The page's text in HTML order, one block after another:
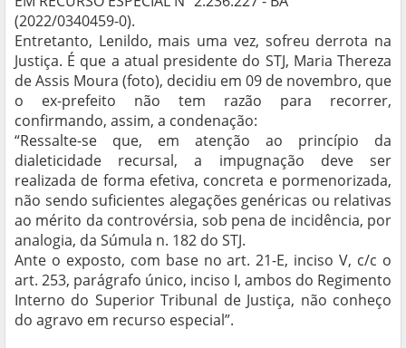
(2022/0340459-0).
Entretanto, Lenildo, mais uma vez, sofreu derrota na
Justiça. É que a atual presidente do STJ, Maria Thereza
de Assis Moura (foto), decidiu em 09 de novembro, que
o ex-prefeito não tem razão para recorrer,
confirmando, assim, a condenação:
“Ressalte-se que, em atenção ao princípio da
dialeticidade recursal, a impugnação deve ser
realizada de forma efetiva, concreta e pormenorizada,
não sendo suficientes alegações genéricas ou relativas
ao mérito da controvérsia, sob pena de incidência, por
analogia, da Súmula n. 182 do STJ.
Ante o exposto, com base no art. 21-E, inciso V, c/c o
art. 253, parágrafo único, inciso I, ambos do Regimento
Interno do Superior Tribunal de Justiça, não conheço
do agravo em recurso especial”.